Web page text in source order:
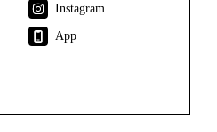
Instagram
App